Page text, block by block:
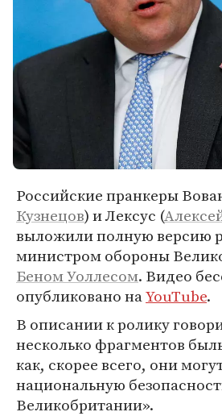
Российские пранкеры
Кузнецов) и Лексус (
выложили полную версию
министром обороны
Беном Уоллесом. Видео
опубликовано наYouTube.
В описании к ролику
несколько фрагментов
как, скорее всего, они
национальную
Великобритании».